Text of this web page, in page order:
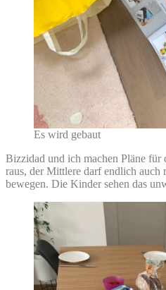
Es wird gebaut
Bizzidad und ich machen Pläne für
raus, der Mittlere darf endlich auch
bewegen. Die Kinder sehen das